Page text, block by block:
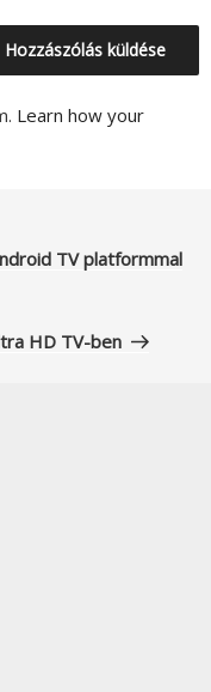
Learn how your
TV platformmal
HD TV-ben